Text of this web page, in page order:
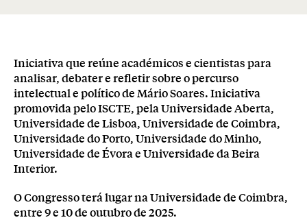
Iniciativa que reúne académicos e cientistas para
analisar, debater e refletir sobre o percurso
intelectual e político de Mário Soares. Iniciativa
promovida pelo ISCTE, pela Universidade Aberta,
Universidade de Lisboa, Universidade de Coimbra,
Universidade do Porto, Universidade do Minho,
Universidade de Évora e Universidade da Beira
Interior.
O Congresso terá lugar na Universidade de Coimbra,
entre 9 e 10 de outubro de 2025.